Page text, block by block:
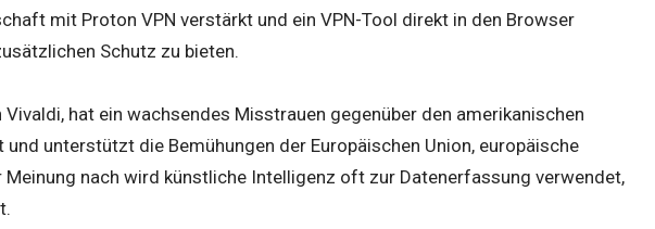
mit Proton VPN verstärkt und ein VPN-Tool direkt in den Browser
Schutz zu bieten.
Vivaldi, hat ein wachsendes Misstrauen gegenüber den amerikanischen
unterstützt die Bemühungen der Europäischen Union, europäische
nach wird künstliche Intelligenz oft zur Datenerfassung verwendet,